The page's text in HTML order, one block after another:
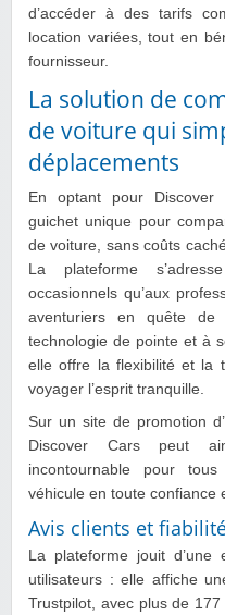
d’accéder à des tarifs
location variées, tout en
fournisseur.
La solution de
de voiture qui
déplacements
En optant pour Discover
guichet unique pour
de voiture, sans coûts
La plateforme
occasionnels qu’aux
aventuriers en quête
technologie de pointe et à
elle offre la flexibilité et la
voyager l’esprit tranquille.
Sur un site de promotion
Discover Cars peut
incontournable pour
véhicule en toute confiance
Avis clients et
La plateforme jouit d’une
utilisateurs : elle affiche
Trustpilot, avec plus de